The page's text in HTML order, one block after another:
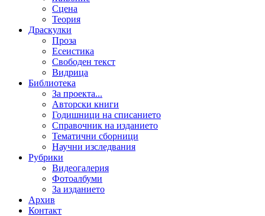
Сцена
Теория
Драскулки
Проза
Есеистика
Свободен текст
Видрица
Библиотека
За проекта...
Авторски книги
Годишници на списанието
Справочник на изданието
Тематични сборници
Научни изследвания
Рубрики
Видеогалерия
Фотоалбуми
За изданието
Архив
Контакт